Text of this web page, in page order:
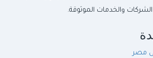
والخدمات الموثوقة.
مصر